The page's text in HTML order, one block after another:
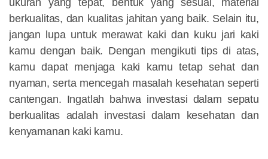
berkualitas, dan kualitas jahitan yang baik. Selain itu,
jangan lupa untuk merawat kaki dan kuku jari kaki
kamu dengan baik. Dengan mengikuti tips di atas,
kamu dapat menjaga kaki kamu tetap sehat dan
nyaman, serta mencegah masalah kesehatan seperti
cantengan. Ingatlah bahwa investasi dalam sepatu
berkualitas adalah investasi dalam kesehatan dan
kenyamanan kaki kamu.